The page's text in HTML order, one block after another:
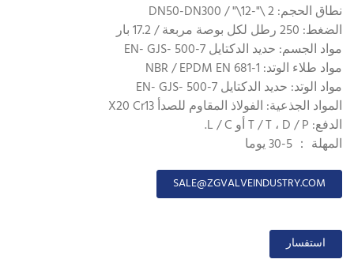
نطاق الحجم: 2 \"-12\" / DN50-DN300
الضغط: 250 رطل لكل بوصة مربعة / 17.2 بار
مواد الجسم: حديد الدكتايل EN- GJS- 500-7
مواد طلاء الوتد: NBR / EPDM EN 681-1
مواد الوتد: حديد الدكتايل EN- GJS- 500-7
المواد الجذعية: الفولاذ المقاوم للصدأ X20 Cr13
الدفع: T / T ، D / P أو L / C.
المهلة ： 5-30 يوما
SALE@ZGVALVEINDUSTRY.COM
استفسار